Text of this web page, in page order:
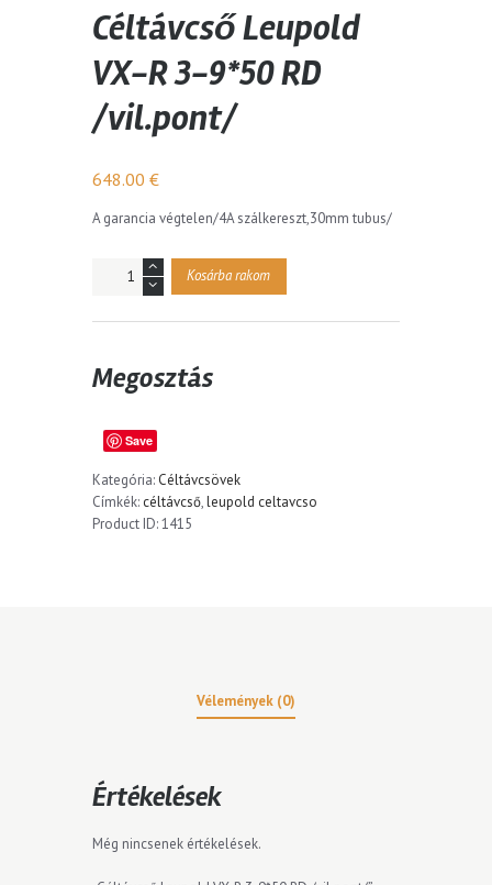
Céltávcső Leupold
VX-R 3-9*50 RD
/vil.pont/
648.00 €
A garancia végtelen/4A szálkereszt,30mm tubus/
Mennyiség Kosárba rakom
Megosztás
Save
Kategória: Céltávcsövek
Címkék: céltávcső,leupold celtavcso
Product ID:1415
Vélemények (0)
Értékelések
Még nincsenek értékelések.